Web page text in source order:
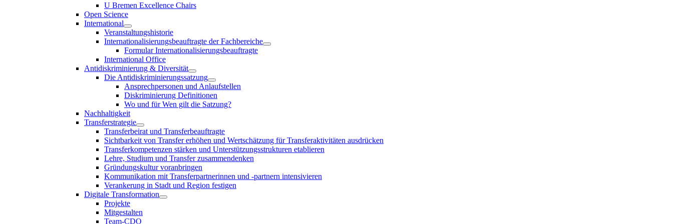
U Bremen Excellence Chairs
Open Science
International
Veranstaltungshistorie
Internationalisierungsbeauftragte der Fachbereiche
Formular Internationalisierungsbeauftragte
International Office
Antidiskriminierung & Diversität
Die Antidiskriminierungssatzung
Ansprechpersonen und Anlaufstellen
Diskriminierung Definitionen
Wo und für Wen gilt die Satzung?
Nachhaltigkeit
Transferstrategie
Transferbeirat und Transferbeauftragte
Sichtbarkeit von Transfer erhöhen und Wertschätzung für Transferaktivitäten ausdrücken
Transferkompetenzen stärken und Unterstützungsstrukturen etablieren
Lehre, Studium und Transfer zusammendenken
Gründungskultur voranbringen
Kommunikation mit Transferpartnerinnen und -partnern intensivieren
Verankerung in Stadt und Region festigen
Digitale Transformation
Projekte
Mitgestalten
Team-CDO